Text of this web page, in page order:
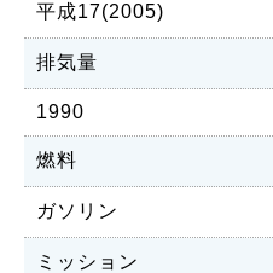
平成17(2005)
排気量
1990
燃料
ガソリン
ミッション